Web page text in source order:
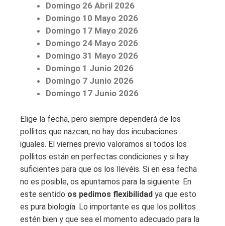
Domingo 26 Abril 2026
Domingo 10 Mayo 2026
Domingo 17 Mayo 2026
Domingo 24 Mayo 2026
Domingo 31 Mayo 2026
Domingo 1 Junio 2026
Domingo 7 Junio 2026
Domingo 17 Junio 2026
Elige la fecha, pero siempre dependerá de los
pollitos que nazcan, no hay dos incubaciones
iguales. El viernes previo valoramos si todos los
pollitos están en perfectas condiciones y si hay
suficientes para que os los llevéis. Si en esa fecha
no es posible, os apuntamos para la siguiente. En
este sentido os pedimos flexibilidad ya que esto
es pura biología. Lo importante es que los pollitos
estén bien y que sea el momento adecuado para la